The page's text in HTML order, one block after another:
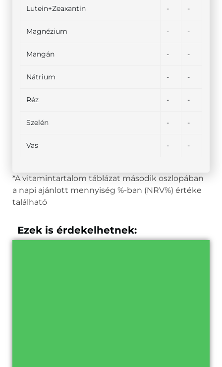
Lutein+Zeaxantin - -
Magnézium - -
Mangán - -
Nátrium - -
Réz - -
Szelén - -
Vas - -
*A vitamintartalom táblázat második oszlopában
a napi ajánlott mennyiség %-ban (NRV%) értéke
található
Ezek is érdekelhetnek: